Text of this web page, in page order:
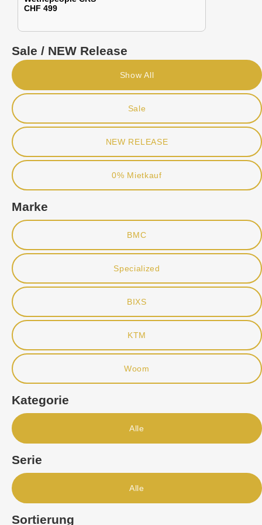
CHF 499
Sale / NEW Release
Show All
Sale
NEW RELEASE
0% Mietkauf
Marke
BMC
Specialized
BIXS
KTM
Woom
Kategorie
Alle
Serie
Alle
Sortierung